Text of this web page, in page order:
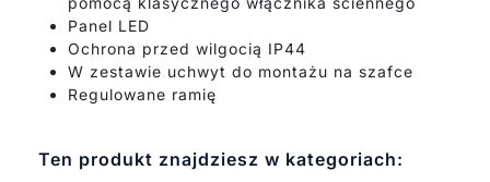
Panel LED
Ochrona przed wilgocią IP44
W zestawie uchwyt do montażu na szafce
Regulowane ramię
Ten produkt znajdziesz w kategoriach: